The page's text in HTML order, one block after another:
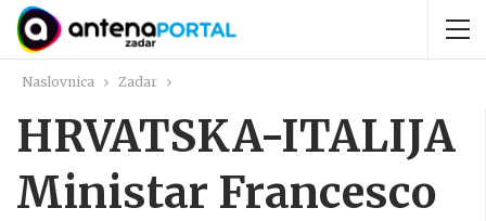
Naslovnica Zadar
HRVATSKA-ITALIJA
Ministar Francesco